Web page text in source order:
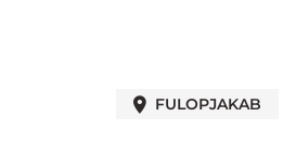
FULOPJAKAB